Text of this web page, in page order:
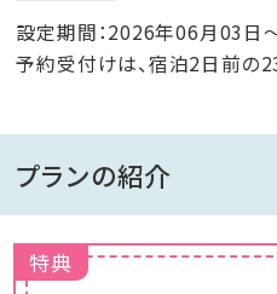
設定期間：2026年06月03日
予約受付けは、宿泊2日前の
プランの紹介
特典